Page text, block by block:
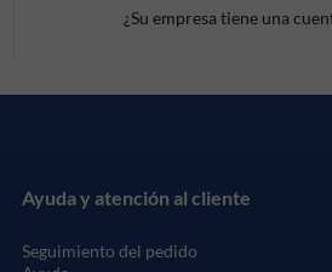
¿Su empresa tiene una
Ayuda y atención al cliente
Seguimiento del pedido